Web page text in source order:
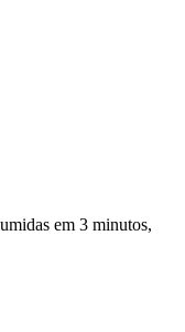
em 3 minutos,